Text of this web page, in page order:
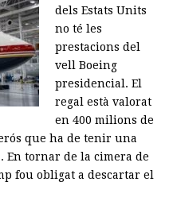
dels Estats Units
no té les
prestacions del
vell Boeing
presidencial. El
regal està valorat
en 400 milions de
que ha de tenir una
En tornar de la cimera de
fou obligat a descartar el